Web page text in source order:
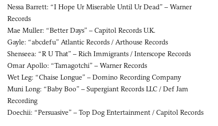
Nessa Barrett: “I Hope Ur Miserable Until Ur Dead” – Warner
Records
Mae Muller: “Better Days” – Capitol Records U.K.
Gayle: “abcdefu” Atlantic Records / Arthouse Records
Shenseea: “R U That” – Rich Immigrants / Interscope Records
Omar Apollo: “Tamagotchi” – Warner Records
Wet Leg: “Chaise Longue” – Domino Recording Company
Muni Long: “Baby Boo” – Supergiant Records LLC / Def Jam
Recording
Doechii: “Persuasive” – Top Dog Entertainment / Capitol Records